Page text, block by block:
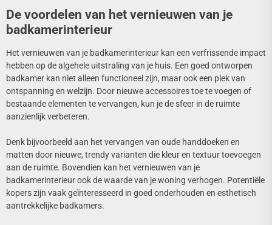
De voordelen van het vernieuwen van je
badkamerinterieur
Het vernieuwen van je badkamerinterieur kan een verfrissende impact
hebben op de algehele uitstraling van je huis. Een goed ontworpen
badkamer kan niet alleen functioneel zijn, maar ook een plek van
ontspanning en welzijn. Door nieuwe accessoires toe te voegen of
bestaande elementen te vervangen, kun je de sfeer in de ruimte
aanzienlijk verbeteren.
Denk bijvoorbeeld aan het vervangen van oude handdoeken en
matten door nieuwe, trendy varianten die kleur en textuur toevoegen
aan de ruimte. Bovendien kan het vernieuwen van je
badkamerinterieur ook de waarde van je woning verhogen. Potentiële
kopers zijn vaak geïnteresseerd in goed onderhouden en esthetisch
aantrekkelijke badkamers.